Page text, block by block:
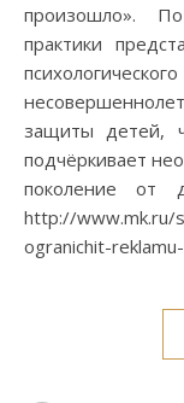
произошло».
практики
защиты детей,
подчёркивает
поколение от
http://www.mk.ru/
ogranichit-